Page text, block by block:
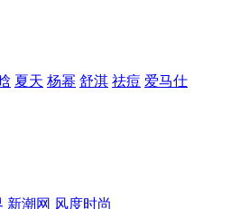
夏天 杨幂 舒淇 祛痘 爱马仕
新潮网 风度时尚